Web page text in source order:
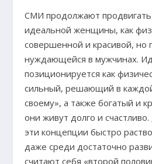
СМИ продолжают
идеальной женщины, как
совершенной и красивой, но
нуждающейся в мужчинах.
позиционируется как
сильный, решающий в
своему», а также богатый и
они живут долго и
эти концепции быстро
даже среди достаточно
считают себя «второй